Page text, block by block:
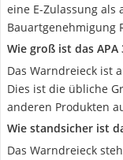
eine E-Zulassung als
Bauartgenehmigung
Wie groß ist das APA
Das Warndreieck ist
Dies ist die übliche
anderen Produkten
Wie standsicher ist
Das Warndreieck